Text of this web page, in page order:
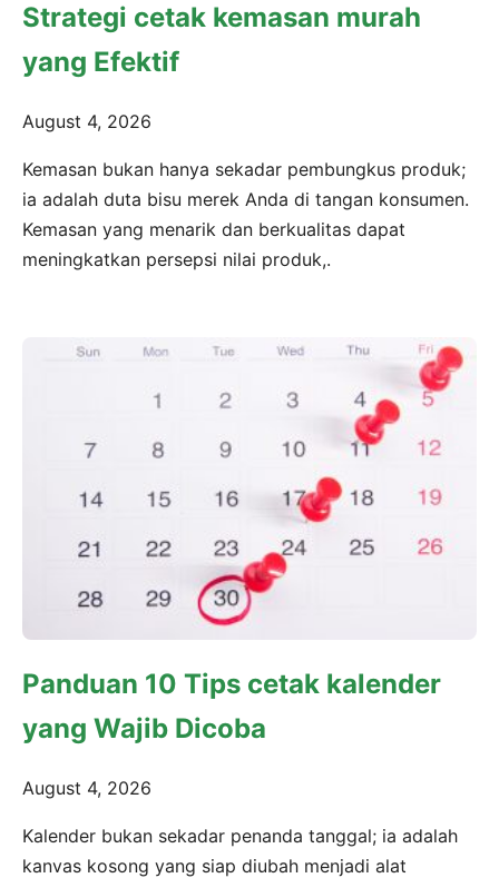
Strategi cetak kemasan murah
yang Efektif
August 4, 2026
Kemasan bukan hanya sekadar pembungkus produk;
ia adalah duta bisu merek Anda di tangan konsumen.
Kemasan yang menarik dan berkualitas dapat
meningkatkan persepsi nilai produk,.
Panduan 10 Tips cetak kalender
yang Wajib Dicoba
August 4, 2026
Kalender bukan sekadar penanda tanggal; ia adalah
kanvas kosong yang siap diubah menjadi alat